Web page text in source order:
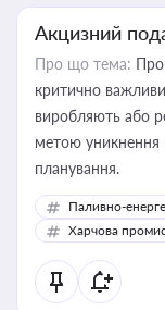
Акцизний
Про що тема: Про
критично
виробляють або
метою уникнення
планування.
Паливно-
Харчова